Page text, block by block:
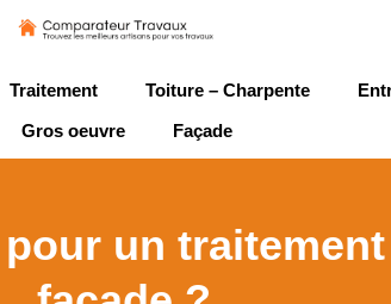
Traitement Toiture – Charpente
Gros oeuvre
Façade
un